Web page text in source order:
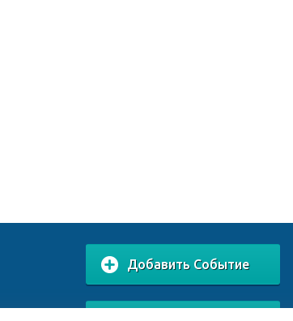
Добавить Событие